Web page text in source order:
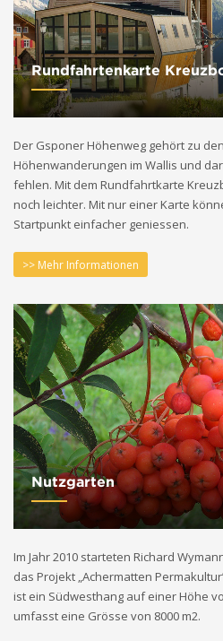
Rundfahrtenkarte
Der Gsponer Höhenweg gehört zu
Höhenwanderungen im Wallis und
fehlen. Mit dem Rundfahrtkarte
noch leichter. Mit nur einer Karte
Startpunkt einfacher geniessen.
>> Mehr Informationen
Nutzgarten
Im Jahr 2010 starteten Richard
das Projekt „Achermatten
ist ein Südwesthang auf einer Höhe
umfasst eine Grösse von 8000 m2.